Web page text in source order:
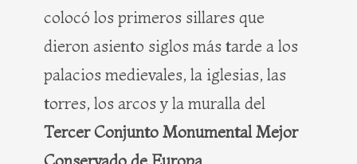
colocó los primeros sillares que
dieron asiento siglos más tarde a los
palacios medievales, la iglesias, las
torres, los arcos y la muralla del
Tercer Conjunto Monumental Mejor